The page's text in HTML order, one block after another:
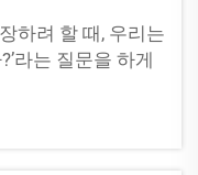
하려 할 때, 우리는
라는 질문을 하게
터리와 리튬 이온
지 선택지입니다.
단점을 지니고